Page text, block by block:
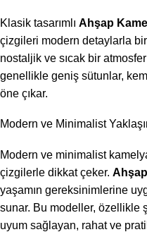
Klasik tasarımlı Ahşap
çizgileri modern detaylarla
nostaljik ve sıcak bir
genellikle geniş sütunlar,
öne çıkar.
Modern ve Minimalist
Modern ve minimalist
çizgilerle dikkat çeker.
yaşamın gereksinimlerine
sunar. Bu modeller, özellikle
uyum sağlayan, rahat ve